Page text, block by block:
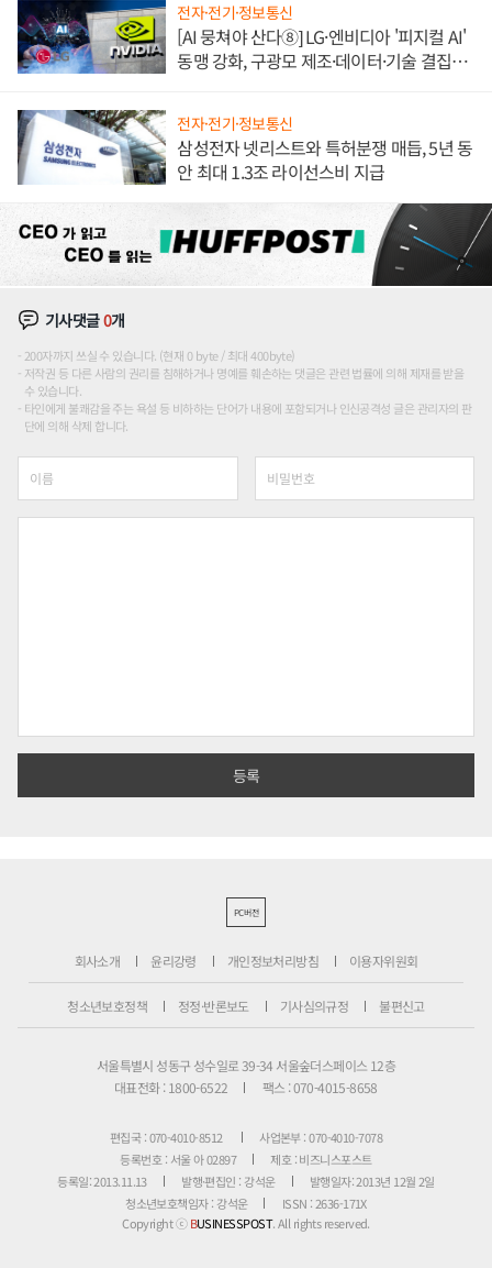
전자·전기·정보통신
[AI 뭉쳐야 산다⑧] LG·엔비디아 '피지컬 AI'
동맹 강화, 구광모 제조·데이터·기술 결집
전자·전기·정보통신
삼성전자 넷리스트와 특허분쟁 매듭, 5년 동
안 최대 1.3조 라이선스비 지급
기사댓글0개
200자까지 쓰실 수 있습니다. (현재 0 byte / 최대 400byte)
저작권 등 다른 사람의 권리를 침해하거나 명예를 훼손하는 댓글은 관련 법률에 의해 제재를 받을
수 있습니다.
타인에게 불쾌감을 주는 욕설 등 비하하는 단어가 내용에 포함되거나 인신공격성 글은 관리자의 판
단에 의해 삭제 합니다.
PC버전
회사소개 윤리강령 개인정보처리방침 이용자위원회
청소년보호정책 정정·반론보도 기사심의규정 불편신고
서울특별시 성동구 성수일로 39-34 서울숲더스페이스 12층
대표전화 : 1800-6522
팩스 : 070-4015-8658
편집국 : 070-4010-8512
사업본부 : 070-4010-7078
등록번호 : 서울 아 02897
제호 : 비즈니스포스트
등록일: 2013.11.13
발행·편집인 : 강석운
발행일자: 2013년 12월 2일
청소년보호책임자 : 강석운
ISSN : 2636-171X
Copyright ⓒBUSINESSPOST. All rights reserved.